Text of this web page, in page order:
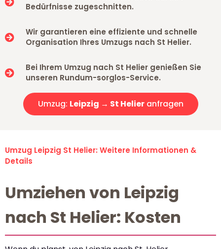
Bedürfnisse zugeschnitten.
Wir garantieren eine effiziente und schnelle
Organisation Ihres Umzugs nach St Helier.
Bei Ihrem Umzug nach St Helier genießen Sie
unseren Rundum-sorglos-Service.
Umzug: Leipzig → St Helieranfragen
Umzug Leipzig St Helier: Weitere Informationen &
Details
Umziehen von Leipzig
nach St Helier: Kosten